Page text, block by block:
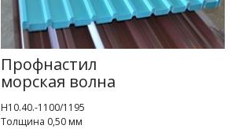
Профнастил
морская волна
Н10.40.-1100/1195
Толщина 0,50 мм